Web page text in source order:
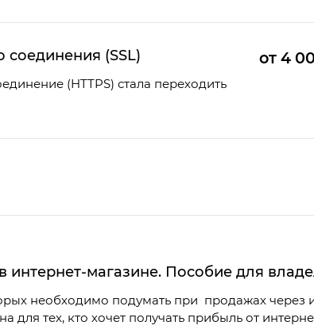
(SSL)
(HTTPS) стала переходить
от 4
интернет-магазине. Пособие для
необходимо подумать при продажах через
для тех, кто хочет получать прибыль от